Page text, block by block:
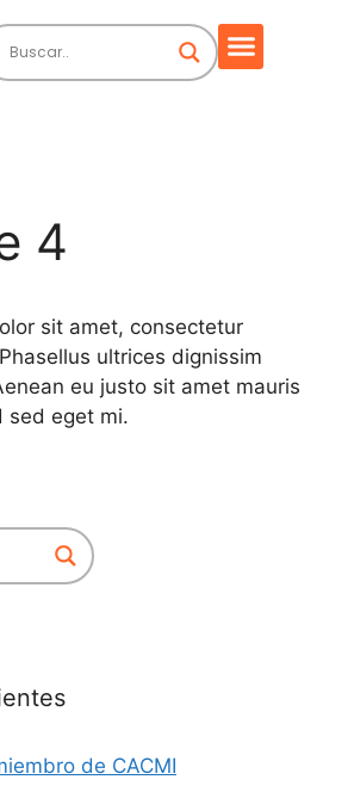
4
sit amet, consectetur
ultrices dignissim
eu justo sit amet mauris
sed eget mi.
de CACMI